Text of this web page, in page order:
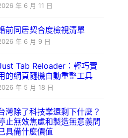
年 6 月 11 日
前同居契合度檢視清單
年 6 月 9 日
Tab Reloader：輕巧實
的網頁隨機自動重整工具
年 5 月 18 日
灣除了科技業還剩下什麼？
止無效焦慮和製造無意義問
具備什麼價值